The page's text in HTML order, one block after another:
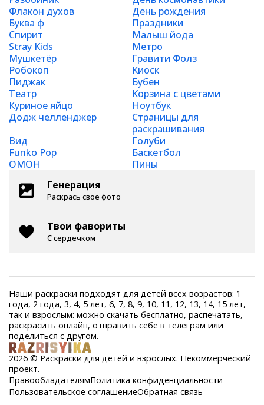
Флакон духов
День рождения
Буква ф
Праздники
Спирит
Малыш йода
Stray Kids
Метро
Мушкетёр
Гравити Фолз
Робокоп
Киоск
Пиджак
Бубен
Театр
Корзина с цветами
Куриное яйцо
Ноутбук
Додж челленджер
Страницы для
раскрашивания
Вид
Голуби
Funko Pop
Баскетбол
ОМОН
Пины
Генерация
Раскрась свое фото
Твои фавориты
С сердечком
Наши раскраски подходят для детей всех возрастов: 1
года, 2 года, 3, 4, 5 лет, 6, 7, 8, 9, 10, 11, 12, 13, 14, 15 лет,
так и взрослым: можно скачать бесплатно, распечатать,
раскрасить онлайн, отправить себе в телеграм или
поделиться с другом.
2026 © Раскраски для детей и взрослых. Некоммерческий
проект.
ПравообладателямПолитика конфиденциальности
Пользовательское соглашениеОбратная связь